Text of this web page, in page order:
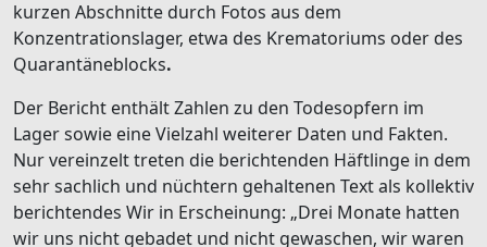
kurzen Abschnitte durch Fotos aus dem
Konzentrationslager, etwa des Krematoriums oder des
Quarantäneblocks.
Der Bericht enthält Zahlen zu den Todesopfern im
Lager sowie eine Vielzahl weiterer Daten und Fakten.
Nur vereinzelt treten die berichtenden Häftlinge in dem
sehr sachlich und nüchtern gehaltenen Text als kollektiv
berichtendes Wir in Erscheinung: „Drei Monate hatten
wir uns nicht gebadet und nicht gewaschen, wir waren